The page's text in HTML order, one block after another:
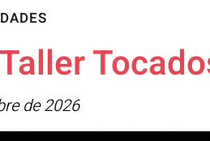
de 2026